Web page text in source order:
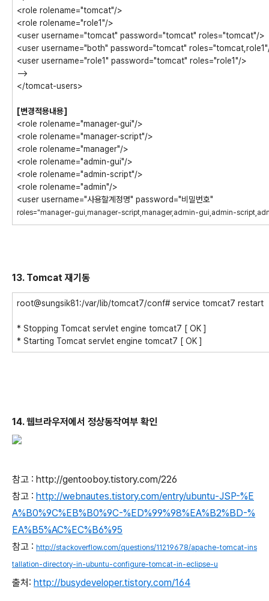
<role rolename="tomcat"/>
<role rolename="role1"/>
<user username="tomcat" password="tomcat" roles="tomcat"/>
<user username="both" password="tomcat"
<user username="role1" password="tomcat" roles="role1"/>
-->
</tomcat-users>
[변경적용내용]
<role rolename="manager-gui"/>
<role rolename="manager-script"/>
<role rolename="manager"/>
<role rolename="admin-gui"/>
<role rolename="admin-script"/>
<role rolename="admin"/>
<user username="사용할계정명" password="비밀번호"
roles="manager-gui,manager-script,manager,admin-gui,admin-
13. Tomcat 재기동
root@sungsik81:/var/lib/tomcat7/conf# service tomcat7 restart
* Stopping Tomcat servlet engine tomcat7 [ OK ]
* Starting Tomcat servlet engine tomcat7 [ OK ]
14. 웹브라우저에서 정상동작여부 확인
참고 : http://gentooboy.tistory.com/226
참고 : http://webnautes.tistory.com/entry/ubuntu-JSP-%E
A%B0%9C%EB%B0%9C-%ED%99%98%EA%B2%BD-%
EA%B5%AC%EC%B6%95
참고 : http://stackoverflow.com/questions/11219678/apache-tomcat-ins
tallation-directory-in-ubuntu-configure-tomcat-in-eclipse-u
출처: http://busydeveloper.tistory.com/164